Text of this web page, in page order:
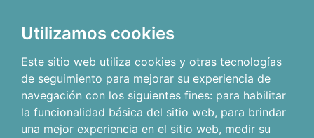
Utilizamos cookies
Este sitio web utiliza cookies y otras tecnologías
de seguimiento para mejorar su experiencia de
navegación con los siguientes fines: para habilitar
la funcionalidad básica del sitio web, para brindar
una mejor experiencia en el sitio web, medir su